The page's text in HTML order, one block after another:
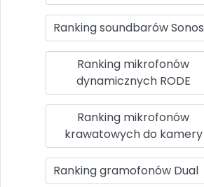
Ranking soundbarów Sonos
Ranking mikrofonów
dynamicznych RODE
Ranking mikrofonów
krawatowych do kamery
Ranking gramofonów Dual